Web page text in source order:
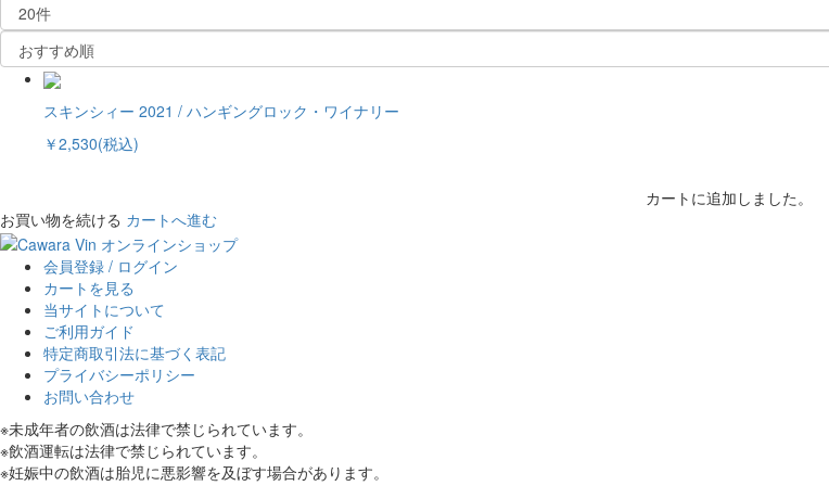
スキンシィー 2021 / ハンギングロック・ワイナリー
￥2,530(税込)
カートに追加しました。
お買い物を続ける カートへ進む
会員登録 / ログイン
カートを見る
当サイトについて
ご利用ガイド
特定商取引法に基づく表記
プライバシーポリシー
お問い合わせ
※未成年者の飲酒は法律で禁じられています。
※飲酒運転は法律で禁じられています。
※妊娠中の飲酒は胎児に悪影響を及ぼす場合があります。